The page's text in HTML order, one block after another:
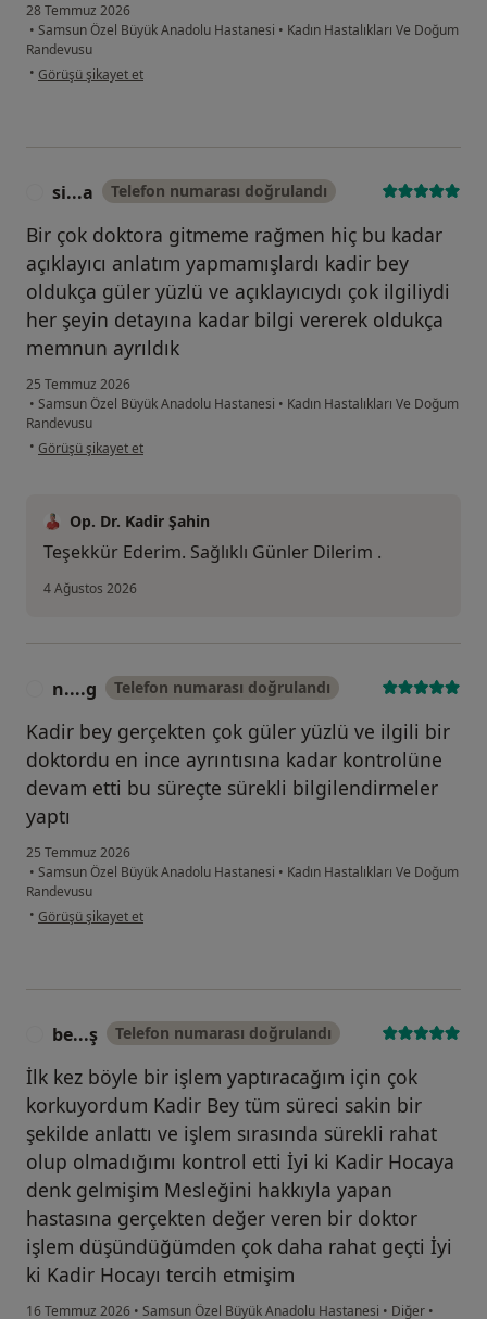
28 Temmuz 2026
• Samsun Özel Büyük Anadolu Hastanesi • Kadın Hastalıkları Ve Doğum
Randevusu
• kullanıcının görüşüne göre e....b
Görüşü şikayet et
si...a Telefon numarası doğrulandı
Bir çok doktora gitmeme rağmen hiç bu kadar
açıklayıcı anlatım yapmamışlardı kadir bey
oldukça güler yüzlü ve açıklayıcıydı çok ilgiliydi
her şeyin detayına kadar bilgi vererek oldukça
memnun ayrıldık
25 Temmuz 2026
• Samsun Özel Büyük Anadolu Hastanesi • Kadın Hastalıkları Ve Doğum
Randevusu
• kullanıcının görüşüne göre si...a
Görüşü şikayet et
Op. Dr. Kadir Şahin
Teşekkür Ederim. Sağlıklı Günler Dilerim .
4 Ağustos 2026
n....g Telefon numarası doğrulandı
Kadir bey gerçekten çok güler yüzlü ve ilgili bir
doktordu en ince ayrıntısına kadar kontrolüne
devam etti bu süreçte sürekli bilgilendirmeler
yaptı
25 Temmuz 2026
• Samsun Özel Büyük Anadolu Hastanesi • Kadın Hastalıkları Ve Doğum
Randevusu
• kullanıcının görüşüne göre n....g
Görüşü şikayet et
be...ş Telefon numarası doğrulandı
İlk kez böyle bir işlem yaptıracağım için çok
korkuyordum Kadir Bey tüm süreci sakin bir
şekilde anlattı ve işlem sırasında sürekli rahat
olup olmadığımı kontrol etti İyi ki Kadir Hocaya
denk gelmişim Mesleğini hakkıyla yapan
hastasına gerçekten değer veren bir doktor
işlem düşündüğümden çok daha rahat geçti İyi
ki Kadir Hocayı tercih etmişim
16 Temmuz 2026 • Samsun Özel Büyük Anadolu Hastanesi • Diğer •